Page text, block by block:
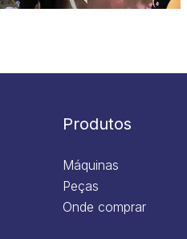
Produtos
Máquinas
Peças
Onde comprar